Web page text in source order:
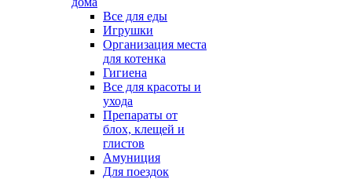
Все для еды
Игрушки
Организация места
для котенка
Гигиена
Все для красоты и
ухода
Препараты от
блох, клещей и
глистов
Амуниция
Для поездок